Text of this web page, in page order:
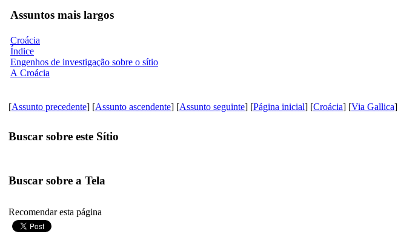
Assuntos mais largos
Croácia
Índice
Engenhos de investigação sobre o sítio
A Croácia
[Assunto precedente] [Assunto ascendente] [Assunto seguinte] [Página inicial] [Croácia] [Via Gallica]
Buscar sobre este Sítio
Buscar sobre a Tela
Recomendar esta página